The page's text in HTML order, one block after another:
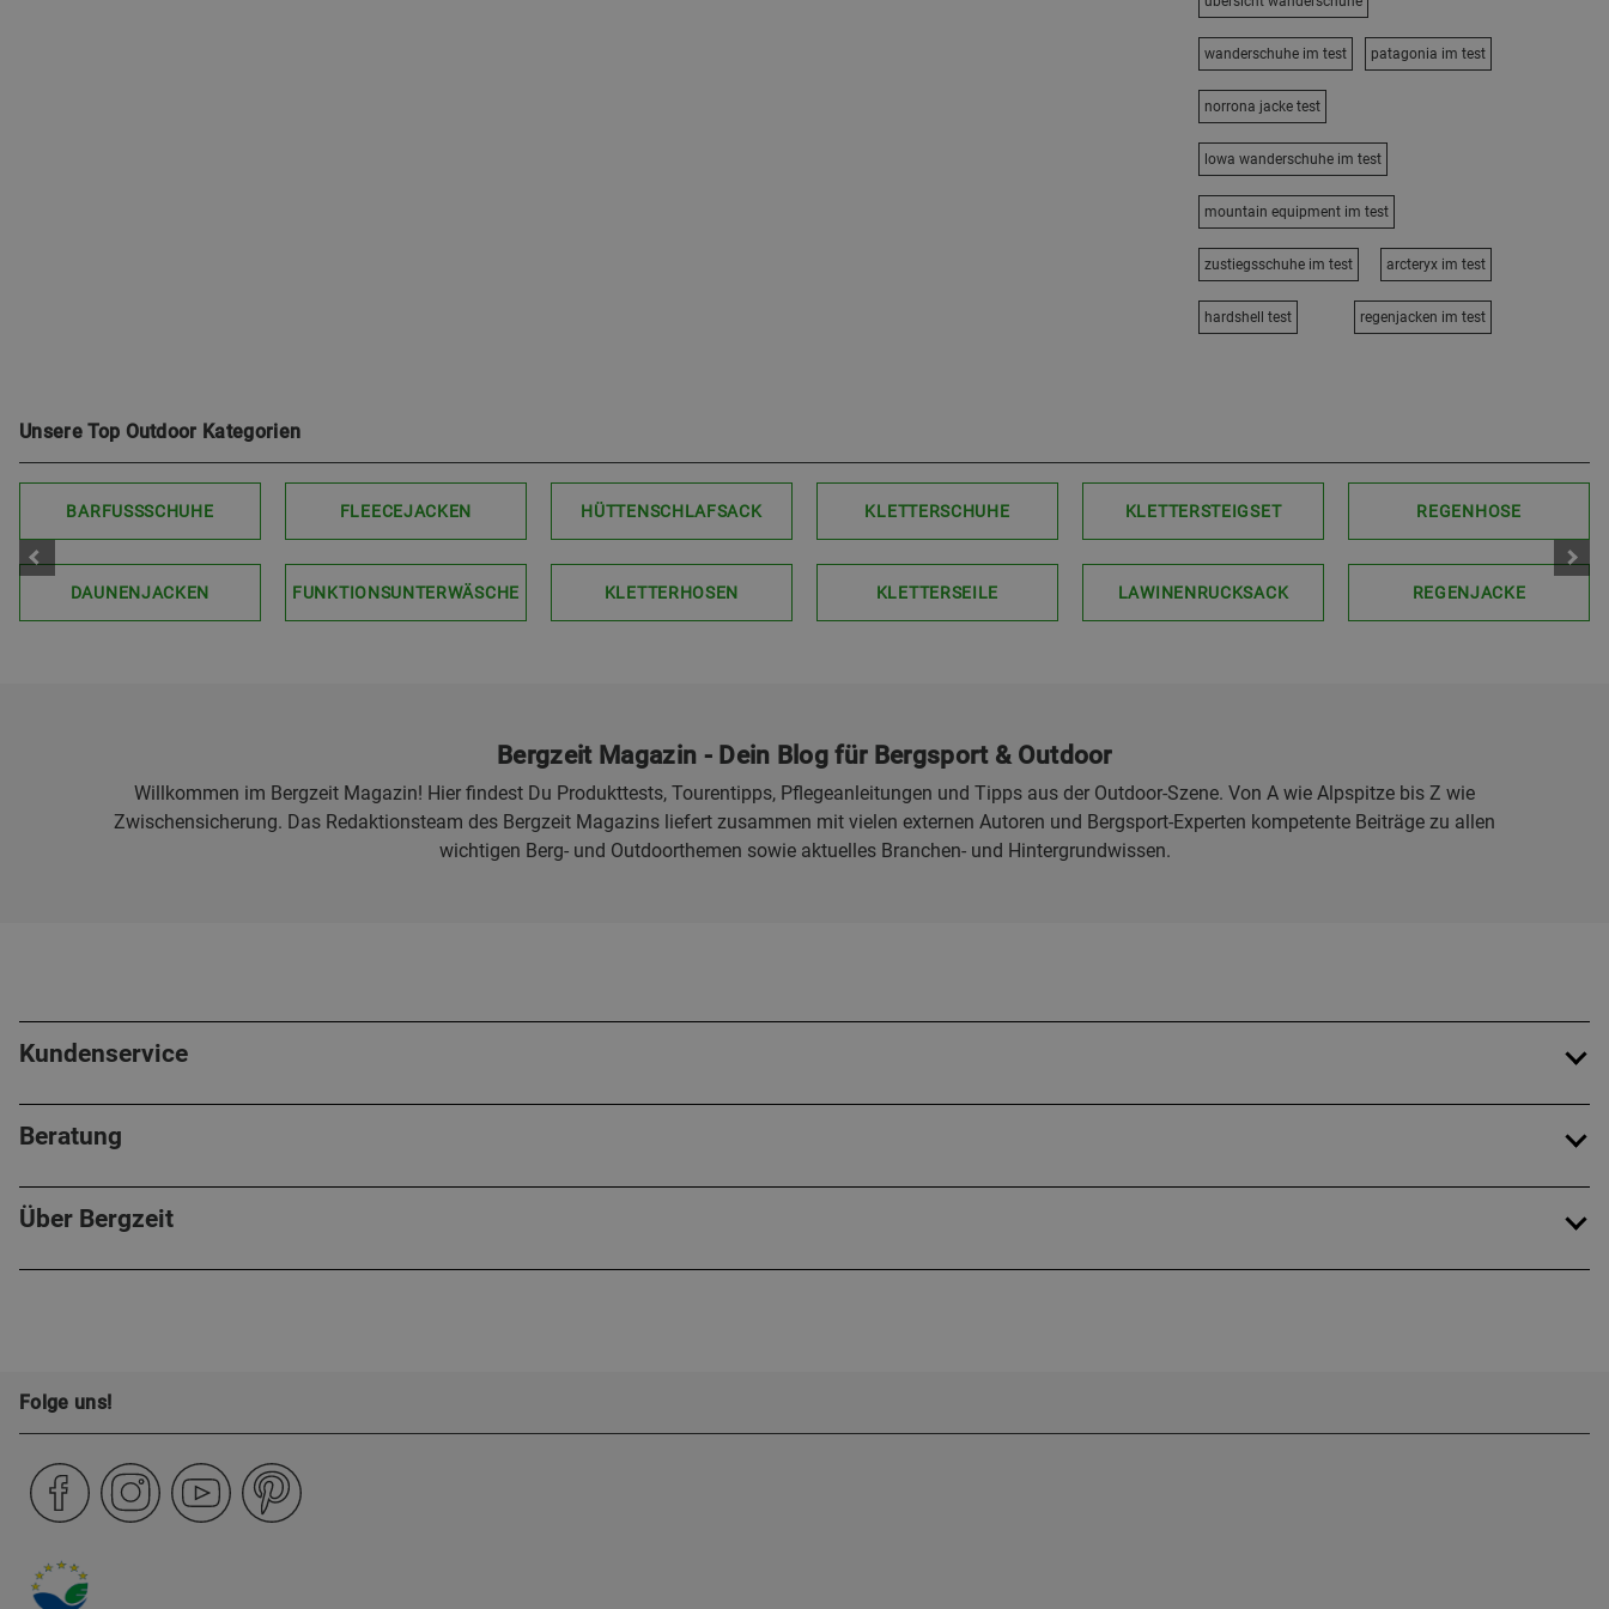
wanderschuhe im test patagonia im test
norrona jacke test
lowa wanderschuhe im test
mountain equipment im test
zustiegsschuhe im test arcteryx im test
hardshell test regenjacken im test
Unsere Top Outdoor Kategorien
BARFUSSSCHUHE
DAUNENJACKEN
FLEECEJACKEN
FUNKTIONSUNTERWÄSCHE
HÜTTENSCHLAFSACK
KLETTERHOSEN
KLETTERSCHUHE
KLETTERSEILE
KLETTERSTEIGSET
LAWINENRUCKSACK
REGENHOSE
REGENJACKE
Bergzeit Magazin - Dein Blog für Bergsport & Outdoor
Willkommen im Bergzeit Magazin! Hier findest Du Produkttests, Tourentipps, Pflegeanleitungen und Tipps aus der Outdoor-Szene. Von A wie Alpspitze bis Z wie
Zwischensicherung. Das Redaktionsteam des Bergzeit Magazins liefert zusammen mit vielen externen Autoren und Bergsport-Experten kompetente Beiträge zu allen
wichtigen Berg- und Outdoorthemen sowie aktuelles Branchen- und Hintergrundwissen.
Kundenservice
Beratung
Über Bergzeit
Folge uns!